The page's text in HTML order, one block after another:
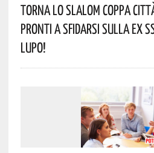
Torna Lo Slalom Coppa
Pronti A Sfidarsi Sulla Ex
Lupo!